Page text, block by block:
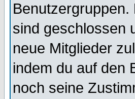
sind geschlossen
neue Mitglieder
indem du auf den
noch seine